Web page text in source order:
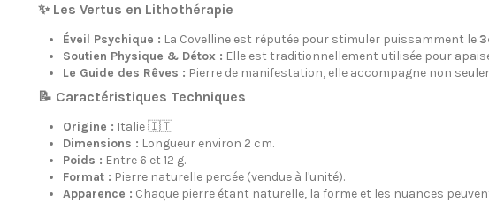
✨ Les Vertus en Lithothérapie
Éveil Psychique : La Covelline est réputée pour stimuler puissamment le
Soutien Physique & Détox : Elle est traditionnellement utilisée pour
Le Guide des Rêves : Pierre de manifestation, elle accompagne non
📝 Caractéristiques Techniques
Origine : Italie 🇮🇹
Dimensions : Longueur environ 2 cm.
Poids : Entre 6 et 12 g.
Format : Pierre naturelle percée (vendue à l'unité).
Apparence : Chaque pierre étant naturelle, la forme et les nuances